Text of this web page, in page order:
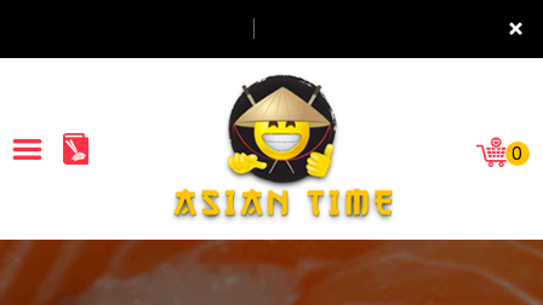
×
ACCUEIL
0